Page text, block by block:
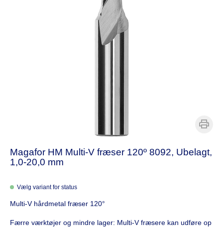
Magafor HM Multi-V fræser 120º 8092, Ubelagt,
1,0-20,0 mm
Vælg variant for status
Multi-V hårdmetal fræser 120°
Færre værktøjer og mindre lager: Multi-V fræsere kan udføre op